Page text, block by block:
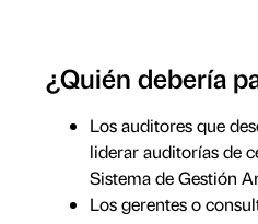
¿Quién debería
Los auditores que
liderar auditorías de
Sistema de Gestión
Los gerentes o